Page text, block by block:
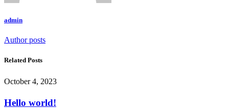
admin
Author posts
Related Posts
October 4, 2023
Hello world!